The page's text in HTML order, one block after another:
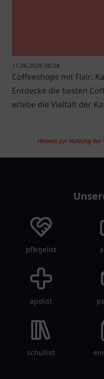
11.06.2026 08:24
Coffeeshops mit Flair:
Entdecke die besten
erlebe die Vielfalt der
Hinweis zur Nutzung der
pflegelist
apolist
schullist